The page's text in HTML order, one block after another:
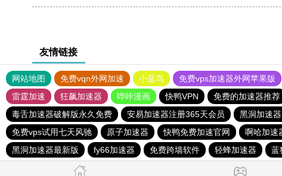
友情链接
网站地图 免费vqn外网加速 小蓝鸟 免费vps加速器外网苹果版
雷霆加速
狂飙加速器 哔咔漫画 快鸭VPN 免费的加速器推荐
毒舌加速器破解版永久免费
安易加速器注册365天会员 黑洞加速
免费vps试用七天风驰
原子加速器 快鸭免费加速官网 啊哈加速
黑洞加速器最新版
fy66加速器 免费跨墙软件 轻蜂加速器 蓝